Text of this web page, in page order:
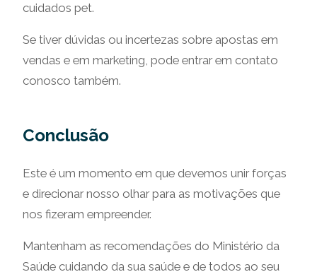
cuidados pet.
Se tiver dúvidas ou incertezas sobre apostas em
vendas e em marketing, pode entrar em contato
conosco também.
Conclusão
Este é um momento em que devemos unir forças
e direcionar nosso olhar para as motivações que
nos fizeram empreender.
Mantenham as recomendações do Ministério da
Saúde cuidando da sua saúde e de todos ao seu